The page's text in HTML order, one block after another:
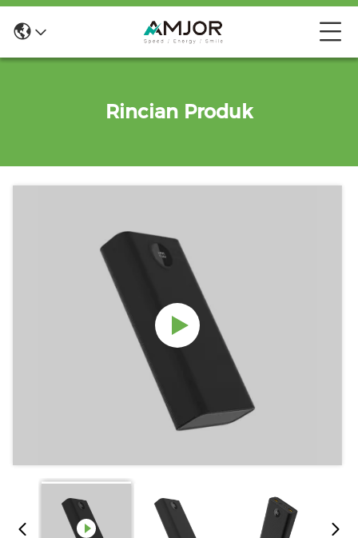
Rincian Produk